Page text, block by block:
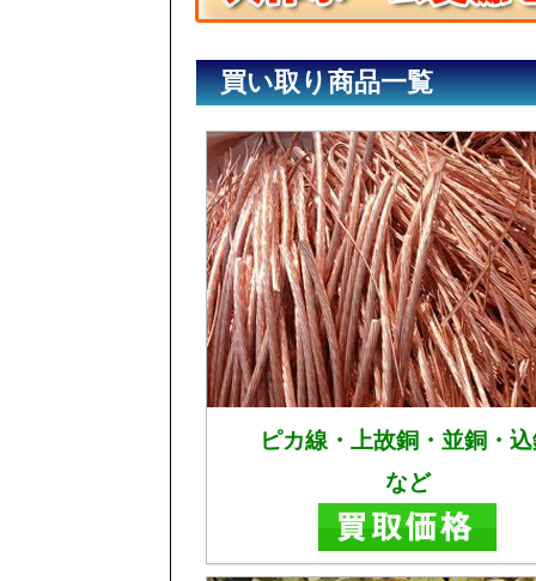
買い取り商品一覧
ピカ線・上故銅・並銅・
など